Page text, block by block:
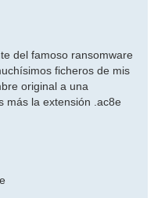
del famoso ransomware
ficheros de mis
original a una
más la extensión .ac8e